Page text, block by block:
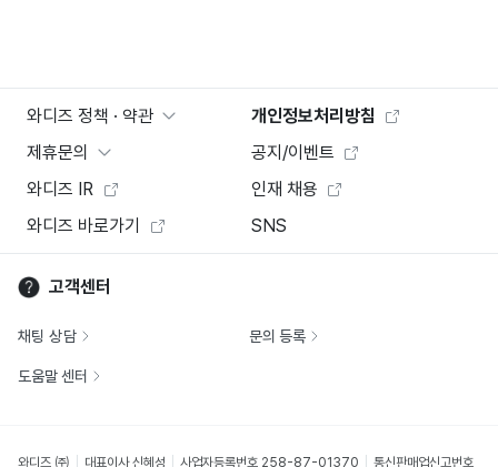
와디즈 정책 · 약관
개인정보처리방침
제휴문의
공지/이벤트
와디즈 IR
인재 채용
와디즈 바로가기
SNS
고객센터
채팅 상담 문의 등록
도움말 센터
와디즈 ㈜ 대표이사 신혜성 사업자등록번호 258-87-01370
통신판매업신고번호